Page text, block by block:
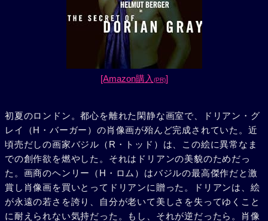
[Amazon購入 (PR)]
初夏のロンドン。都心を離れた閑静な画室で、ドリアン・グ
レイ（H・バーガー）の肖像画が殆んど完成されていた。近
頃売だしの画家バジル（R・トッド）は、この絵に異常なま
での創作欲を燃やした。それはドリアンの美貌のためだっ
た。画商のヘンリー（H・ロム）はバジルの最高傑作だと激
賞し肖像画を買いとってドリアンに贈った。ドリアンは、絵
が永遠の若さを誇り、自分が老いて美しさを失ってゆくこと
に耐えられない気持だった。もし、それが逆だったら。肖像